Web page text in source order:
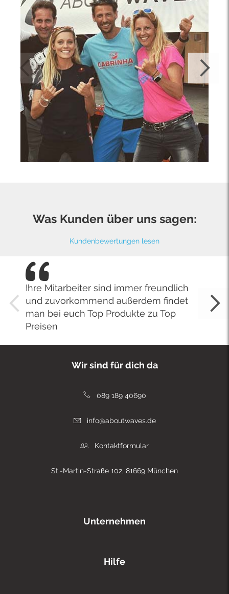
Was Kunden über uns sagen:
Kundenbewertungen lesen
Ihre Mitarbeiter sind immer freundlich
und zuvorkommend außerdem findet
man bei euch Top Produkte zu Top
Preisen
Wir sind für dich da
089 189 40690
info@aboutwaves.de
Kontaktformular
St.-Martin-Straße 102, 81669 München
Unternehmen
Hilfe